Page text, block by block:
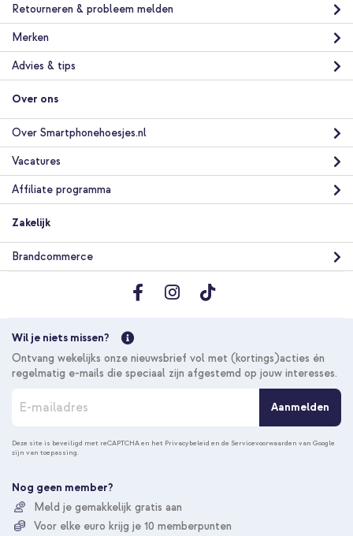
Retourneren & probleem melden
Merken
Advies & tips
Over ons
Over Smartphonehoesjes.nl
Vacatures
Affiliate programma
Zakelijk
Brandcommerce
Wil je niets missen?
Ontvang wekelijks onze nieuwsbrief vol met (kortings)acties én
regelmatig e-mails die speciaal zijn afgestemd op jouw interesses.
n
n
e
u
o
Aanmelden
Deze site is beveiligd met reCAPTCHA en het Privacybeleid en de Servicevoorwaarden van Google
zijn van toepassing.
Nog geen member?
Meld je gemakkelijk gratis aan
Voor elke euro krijg je 10 memberpunten